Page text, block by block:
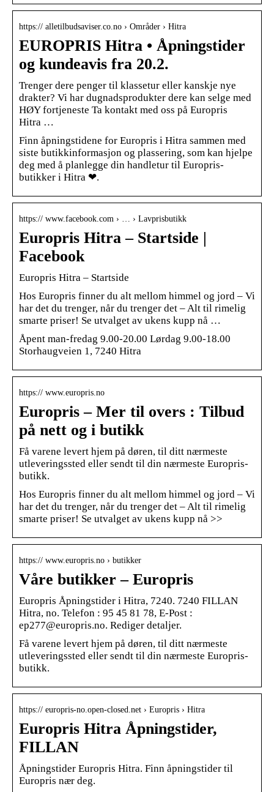
https:// alletilbudsaviser.co.no › Områder › Hitra
EUROPRIS Hitra • Åpningstider
og kundeavis fra 20.2.
Trenger dere penger til klassetur eller kanskje nye
drakter? Vi har dugnadsprodukter dere kan selge med
HØY fortjeneste Ta kontakt med oss på Europris
Hitra …
Finn åpningstidene for Europris i Hitra sammen med
siste butikkinformasjon og plassering, som kan hjelpe
deg med å planlegge din handletur til Europris-
butikker i Hitra ❤.
https:// www.facebook.com › … › Lavprisbutikk
Europris Hitra – Startside |
Facebook
Europris Hitra – Startside
Hos Europris finner du alt mellom himmel og jord – Vi
har det du trenger, når du trenger det – Alt til rimelig
smarte priser! Se utvalget av ukens kupp nå …
Åpent man-fredag 9.00-20.00 Lørdag 9.00-18.00
Storhaugveien 1, 7240 Hitra
https:// www.europris.no
Europris – Mer til overs : Tilbud
på nett og i butikk
Få varene levert hjem på døren, til ditt nærmeste
utleveringssted eller sendt til din nærmeste Europris-
butikk.
Hos Europris finner du alt mellom himmel og jord – Vi
har det du trenger, når du trenger det – Alt til rimelig
smarte priser! Se utvalget av ukens kupp nå >>
https:// www.europris.no › butikker
Våre butikker – Europris
Europris Åpningstider i Hitra, 7240. 7240 FILLAN
Hitra, no. Telefon : 95 45 81 78, E-Post :
ep277@europris.no. Rediger detaljer.
Få varene levert hjem på døren, til ditt nærmeste
utleveringssted eller sendt til din nærmeste Europris-
butikk.
https:// europris-no.open-closed.net › Europris › Hitra
Europris Hitra Åpningstider,
FILLAN
Åpningstider Europris Hitra. Finn åpningstider til
Europris nær deg.